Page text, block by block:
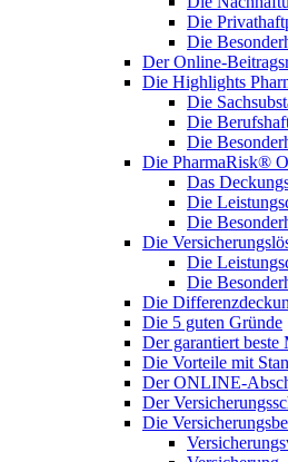
Die
Die
Der Online-
Die Highlights
Die
Die
Die
Die PharmaRisk®
Das
Die
Die
Die
Die
Die
Die
Die 5 guten Gründe
Der garantiert beste
Die Vorteile mit
Der ONLINE-
Der
Die